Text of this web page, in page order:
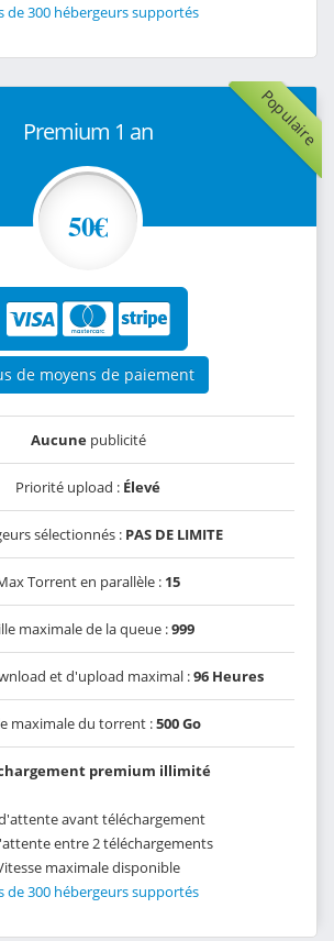
de 300 hébergeurs supportés
Populaire
Premium 1 an
50€
de moyens de paiement
Aucunepublicité
Priorité upload : Élevé
sélectionnés : PAS DE LIMITE
Torrent en parallèle : 15
maximale de la queue :999
et d'upload maximal :96 Heures
maximale du torrent :500 Go
premium illimité
avant téléchargement
entre 2 téléchargements
maximale disponible
de 300 hébergeurs supportés